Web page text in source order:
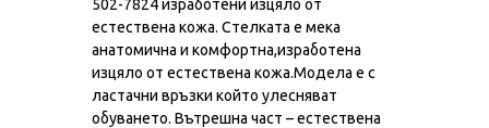
502-7824 изработени изцяло от
естествена кожа. Стелката е мека
анатомична и комфортна,изработена
изцяло от естествена кожа.Модела е с
ластачни връзки който улесняват
обуването. Вътрешна част – естествена